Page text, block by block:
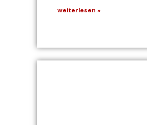
weiterlesen »